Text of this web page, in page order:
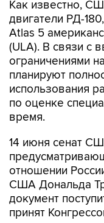
Atlas 5
(ULA). В связи с
ограничениями
планируют
использования
по оценке
время.
14 июня сенат
отношении
США Дональда
документ
принят
предварительно
Палатой